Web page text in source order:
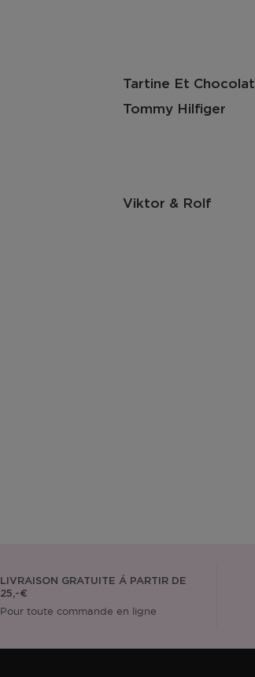
Tartine Et Chocolat
Tommy Hilfiger
Viktor & Rolf
LIVRAISON GRATUITE Á PARTIR DE
25,-€
Pour toute commande en ligne